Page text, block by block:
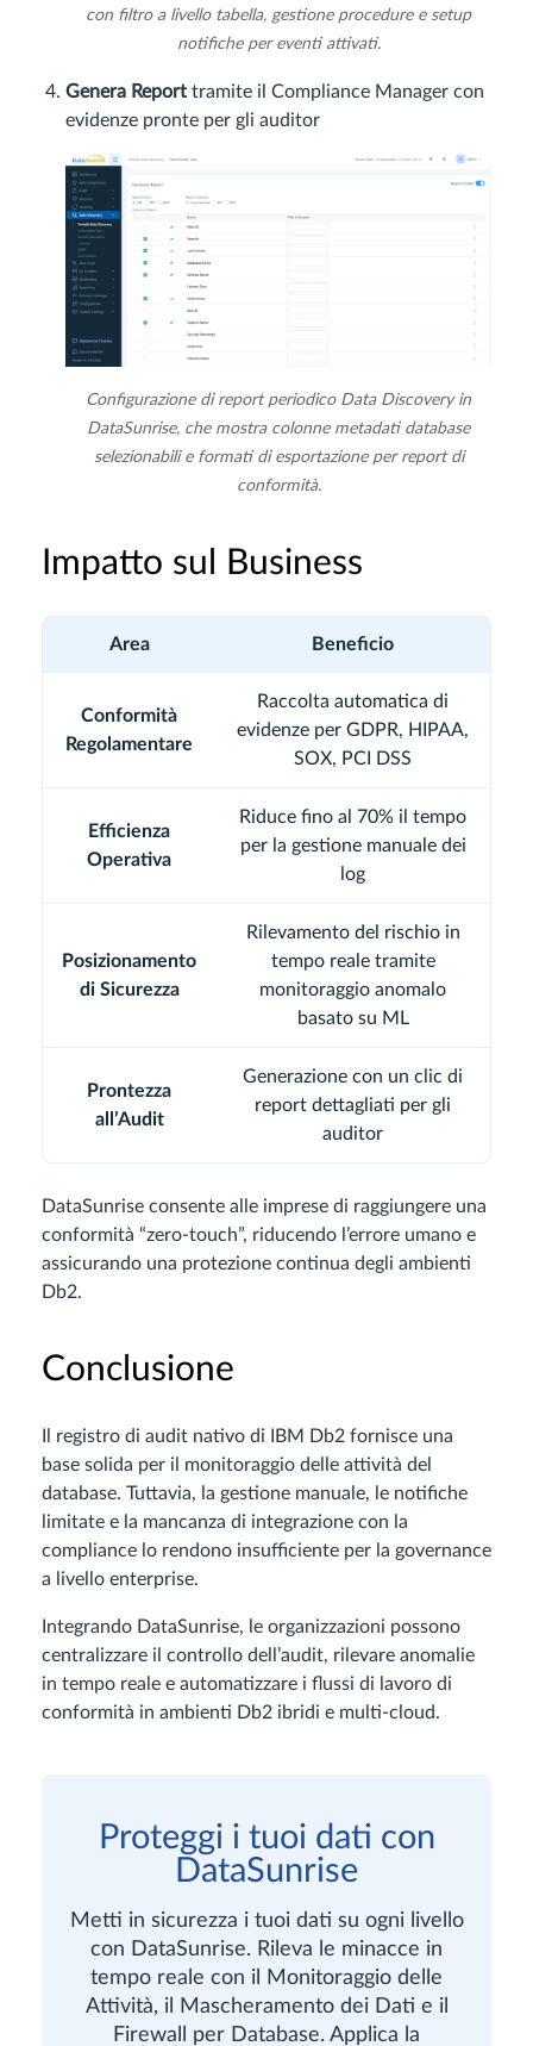
con filtro a livello tabella, gestione procedure e setup
notifiche per eventi attivati.
Genera Report tramite il Compliance Manager con
evidenze pronte per gli auditor
Configurazione di report periodico Data Discovery in
DataSunrise, che mostra colonne metadati database
selezionabili e formati di esportazione per report di
conformità.
Impatto sul Business
Area Beneficio
Conformità
Regolamentare
Raccolta automatica di
evidenze per GDPR, HIPAA,
SOX, PCI DSS
Efficienza
Operativa
Riduce fino al 70% il tempo
per la gestione manuale dei
log
Posizionamento
di Sicurezza
Rilevamento del rischio in
tempo reale tramite
monitoraggio anomalo
basato su ML
Prontezza
all’Audit
Generazione con un clic di
report dettagliati per gli
auditor
DataSunrise consente alle imprese di raggiungere una
conformità “zero-touch”, riducendo l’errore umano e
assicurando una protezione continua degli ambienti
Db2.
Conclusione
Il registro di audit nativo di IBM Db2 fornisce una
base solida per il monitoraggio delle attività del
database. Tuttavia, la gestione manuale, le notifiche
limitate e la mancanza di integrazione con la
compliance lo rendono insufficiente per la governance
a livello enterprise.
Integrando DataSunrise, le organizzazioni possono
centralizzare il controllo dell’audit, rilevare anomalie
in tempo reale e automatizzare i flussi di lavoro di
conformità in ambienti Db2 ibridi e multi-cloud.
Proteggi i tuoi dati con
DataSunrise
Metti in sicurezza i tuoi dati su ogni livello
con DataSunrise. Rileva le minacce in
tempo reale con il Monitoraggio delle
Attività, il Mascheramento dei Dati e il
Firewall per Database. Applica la